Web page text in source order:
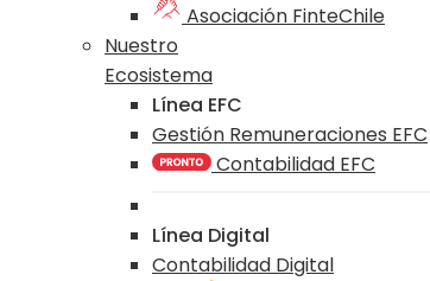
Asociación FinteChile
Nuestro
Ecosistema
Línea EFC
Gestión Remuneraciones EFC
Contabilidad EFC
Línea Digital
Contabilidad Digital